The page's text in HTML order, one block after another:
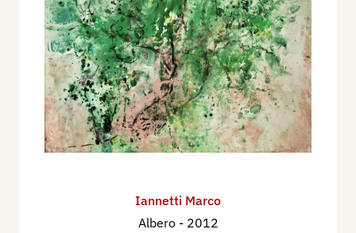
Iannetti Marco
Albero - 2012